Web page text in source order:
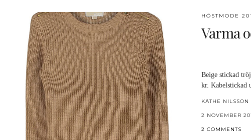
HÖSTMODE
Varma
Beige stickad
kr. Kabelstickad
KÄTHE NILSSON
2 NOVEMBER
2 COMMENTS